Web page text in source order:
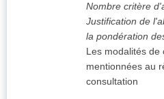
Nombre critère
Justification de
la pondération
Les modalités de
mentionnées au
consultation